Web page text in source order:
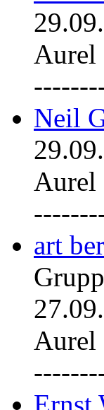
Aurel
Neil
Aurel
art
Aurel
Ernst